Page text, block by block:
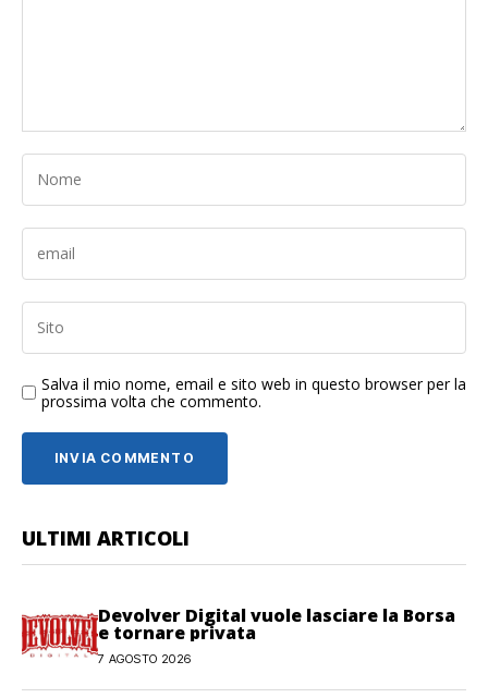
Salva il mio nome, email e sito web in questo browser per la
prossima volta che commento.
ULTIMI ARTICOLI
Devolver Digital vuole lasciare la Borsa
e tornare privata
7 AGOSTO 2026